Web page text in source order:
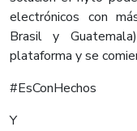
electrónicos con
Brasil y
plataforma y se
#EsConHechos
Y